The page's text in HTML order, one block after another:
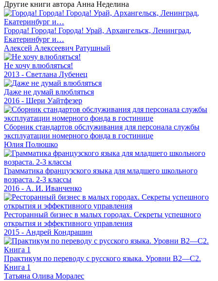
Другие книги автора Анна Неделина
Города! Города! Города! Урай, Архангельск, Ленинград,
Екатеринбург и…
Алексей Алексеевич Ратушный
Не хочу влюбляться!
2013 - Светлана Лубенец
Даже не думай влюбляться
2016 - Шери Уайтфезер
Сборник стандартов обслуживания для персонала службы
эксплуатации номерного фонда в гостинице
Юлия Полюшко
Грамматика французского языка для младшего школьного
возраста. 2-3 классы
2016 - А. И. Иванченко
Ресторанный бизнес в малых городах. Секреты успешного
открытия и эффективного управления
2015 - Андрей Кондрашин
Практикум по переводу с русского языка. Уровни В2—С2.
Книга 1
Татьяна Олива Моралес